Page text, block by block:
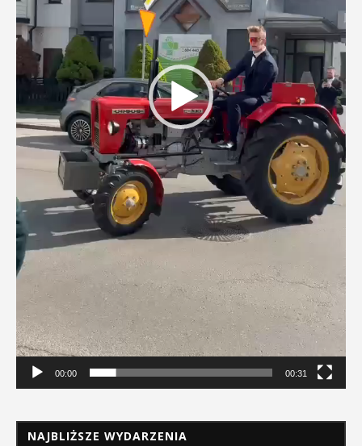
00:00 00:31
NAJBLIŻSZE WYDARZENIA